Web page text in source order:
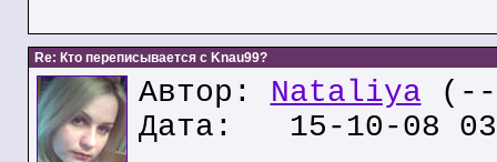
Re: Кто переписывается с Knau99?
Автор: Nataliya
Дата: 15-10-08